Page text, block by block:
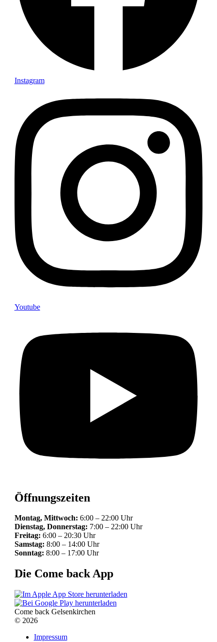
Instagram
Youtube
Öffnungszeiten
Montag, Mittwoch: 6:00 – 22:00 Uhr
Dienstag, Donnerstag: 7:00 – 22:00 Uhr
Freitag: 6:00 – 20:30 Uhr
Samstag: 8:00 – 14:00 Uhr
Sonntag: 8:00 – 17:00 Uhr
Die Come back App
Come back Gelsenkirchen
© 2026
Impressum